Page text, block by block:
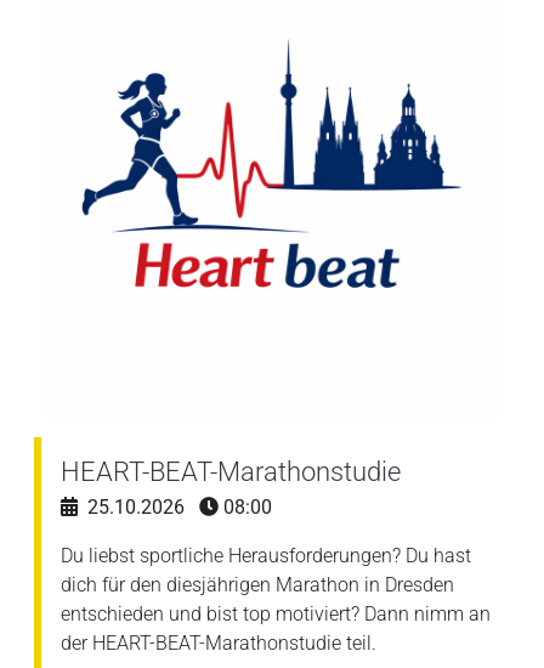
HEART-BEAT-Marathonstudie
25.10.2026 08:00
Du liebst sportliche Herausforderungen? Du hast
dich für den diesjährigen Marathon in Dresden
entschieden und bist top motiviert? Dann nimm an
der HEART-BEAT-Marathonstudie teil.